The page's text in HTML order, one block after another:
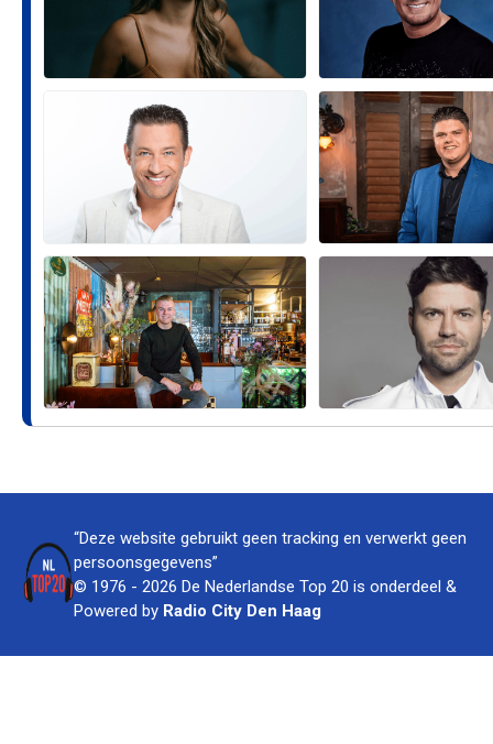
“Deze website gebruikt geen tracking en verwerkt geen
persoonsgegevens”
© 1976 - 2026 De Nederlandse Top 20 is onderdeel &
Powered by Radio City Den Haag